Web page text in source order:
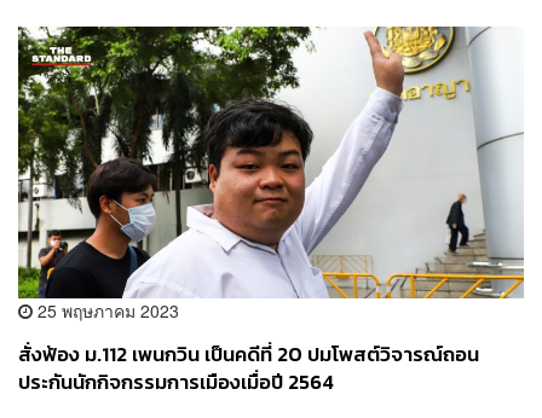
25 พฤษภาคม 2023
สั่งฟ้อง ม.112 เพนกวิน เป็นคดีที่ 20 ปมโพสต์วิจารณ์ถอน
ประกันนักกิจกรรมการเมืองเมื่อปี 2564